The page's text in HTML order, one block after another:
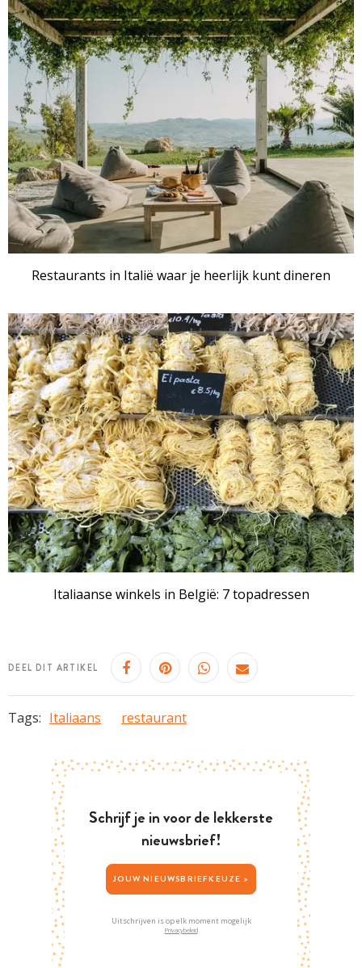
Restaurants in Italië waar je heerlijk kunt dineren
Italiaanse winkels in België: 7 topadressen
DEEL DIT ARTIKEL
Tags: Italiaans restaurant
Schrijf je in voor de lekkerste
nieuwsbrief!
JOUW NIEUWSBRIEFKEUZE >
Uitschrijven is op elk moment mogelijk
Privacybeleid